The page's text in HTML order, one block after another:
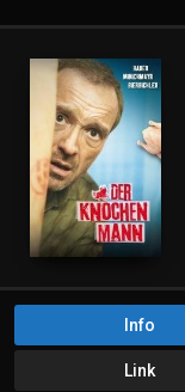
Info
Link